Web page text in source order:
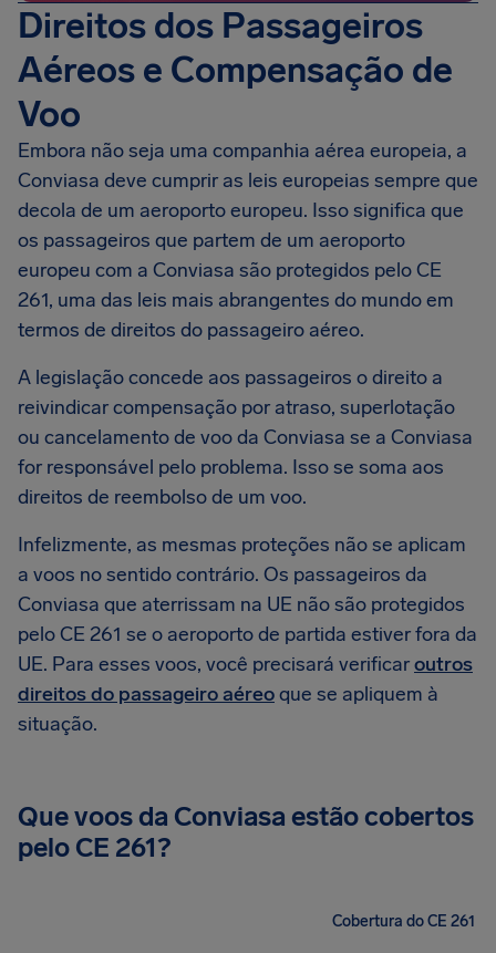
Direitos dos Passageiros
Aéreos e Compensação de
Voo
Embora não seja uma companhia aérea europeia, a
Conviasa deve cumprir as leis europeias sempre que
decola de um aeroporto europeu. Isso significa que
os passageiros que partem de um aeroporto
europeu com a Conviasa são protegidos pelo CE
261, uma das leis mais abrangentes do mundo em
termos de direitos do passageiro aéreo.
A legislação concede aos passageiros o direito a
reivindicar compensação por atraso, superlotação
ou cancelamento de voo da Conviasa se a Conviasa
for responsável pelo problema. Isso se soma aos
direitos de reembolso de um voo.
Infelizmente, as mesmas proteções não se aplicam
a voos no sentido contrário. Os passageiros da
Conviasa que aterrissam na UE não são protegidos
pelo CE 261 se o aeroporto de partida estiver fora da
UE. Para esses voos, você precisará verificaroutros
direitos do passageiro aéreoque se apliquem à
situação.
Que voos da Conviasa estão cobertos
pelo CE 261?
Cobertura do CE 261